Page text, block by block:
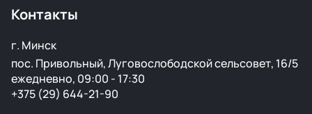
Контакты
г. Минск
пос. Привольный, Луговослободской сельсовет, 16/5
ежедневно, 09:00 - 17:30
+375 (29) 644-21-90